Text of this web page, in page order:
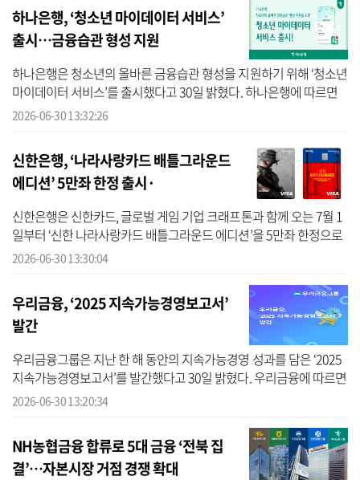
하나은행, ‘청소년 마이데이터 서비스’
출시…금융습관 형성 지원
하나은행은 청소년의 올바른 금융습관 형성을 지원하기 위해 ‘청소년
마이데이터 서비스’를 출시했다고 30일 밝혔다. 하나은행에 따르면
이번 서비스는 지난 2024년 4월 금융위원회가 발표한 '마이데이터
2026-06-30 13:32:26
신한은행, ‘나라사랑카드 배틀그라운드
에디션’ 5만좌 한정 출시·
신한은행은 신한카드, 글로벌 게임 기업 크래프톤과 함께 오는 7월 1
일부터 ‘신한 나라사랑카드 배틀그라운드 에디션’을 5만좌 한정으로
출시한다고 밝혔다. 신한은행에 따르면 이번 에디션은 크래프톤의 인
2026-06-30 13:30:04
우리금융, ‘2025 지속가능경영보고서’
발간
우리금융그룹은 지난 한 해 동안의 지속가능경영 성과를 담은 ‘2025
지속가능경영보고서’를 발간했다고 30일 밝혔다. 우리금융에 따르면
그룹은 매년 지속가능경영보고서를 통해 ESG 경영성과와 전략을 투
2026-06-30 13:20:34
NH농협금융 합류로 5대 금융 ‘전북 집
결’…자본시장 거점 경쟁 확대